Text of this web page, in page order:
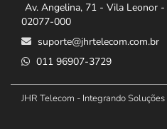
Av. Angelina, 71 - Vila Leonor
02077-000
suporte@jhrtelecom.com.br
011 96907-3729
JHR Telecom - Integrando Soluções